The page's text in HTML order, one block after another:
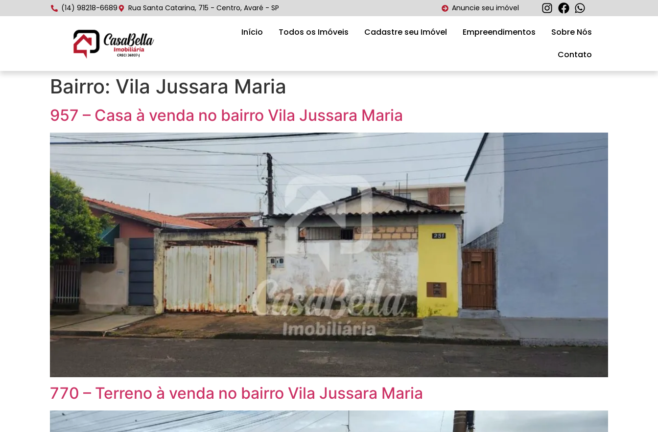
(14) 98218-6689 Rua Santa Catarina, 715 - Centro, Avaré - SP Anuncie seu imóvel
Início Todos os Imóveis Cadastre seu Imóvel Empreendimentos
Sobre Nós
Contato
Bairro: Vila Jussara Maria
957 – Casa à venda no bairro Vila Jussara Maria
770 – Terreno à venda no bairro Vila Jussara Maria